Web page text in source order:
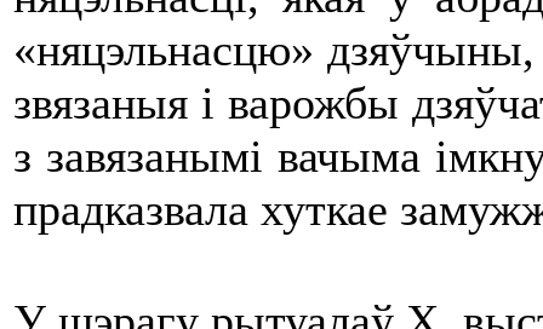
«няцэльнасцю»
звязаныя i варожбы
з завязанымi вачыма
прадказвала хуткае